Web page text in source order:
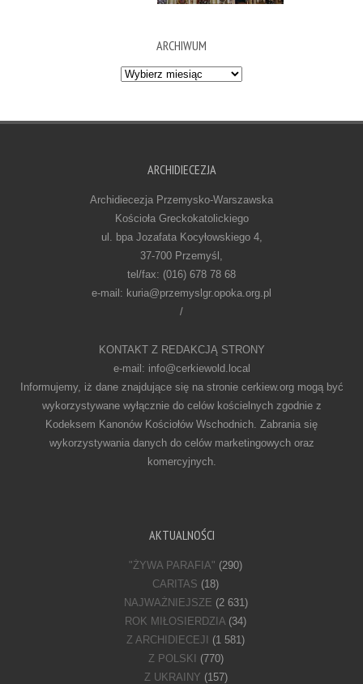
ARCHIWUM
Archiwum
ARCHIDIECEZJA
Archidiecezja Przemysko-Warszawska
Kościoła Greckokatolickiego
ul. bpa Jozafata Kocyłowskiego 4,
37-700 Przemyśl,
tel/fax: (016) 678 78 68
e-mail: kuria@przemyslgr.opoka.org.pl
/
KONTAKT Z REDAKCJĄ STRONY
e-mail: info@cerkiewold.local
Informujemy, iż dane znajdujące się na stronie cerkiew.org mogą być
wykorzystywane wyłącznie do celów kościelnych zgodnie z
Kodeksem Kanonów Kościołów Wschodnich. Zabrania się
wykorzystywania danych do celów marketingowych oraz
komercyjnych.
AKTUALNOŚCI
"ŻYWA PARAFIA" (290)
CARITAS (18)
NAJWAŻNIEJSZE (2 631)
ROK MIŁOSIERDZIA(34)
Z ARCHIDIECEJI
(1 581)
Z POLSKI
(770)
Z UKRAINY (157)